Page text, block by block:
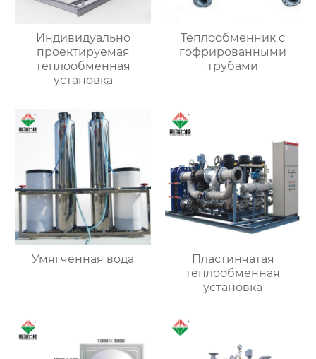
Индивидуально
проектируемая
теплообменная
установка
Теплообменник с
гофрированными
трубами
Умягченная вода
Пластинчатая
теплообменная
установка